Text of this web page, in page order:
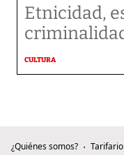
Etnicidad,
CULTURA
¿Quiénes somos? Tarifario